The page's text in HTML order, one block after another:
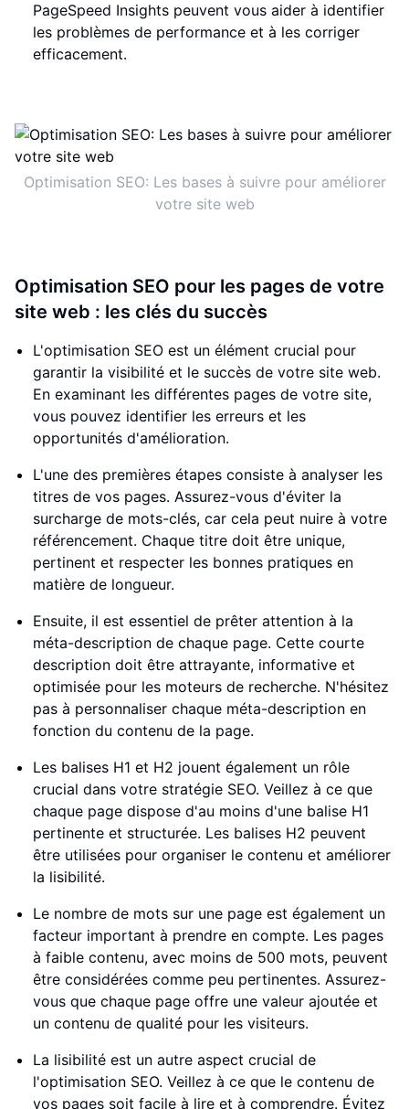
PageSpeed Insights peuvent vous aider à identifier
les problèmes de performance et à les corriger
efficacement.
Optimisation SEO: Les bases à suivre pour améliorer
votre site web
Optimisation SEO pour les pages de votre
site web : les clés du succès
L'optimisation SEO est un élément crucial pour
garantir la visibilité et le succès de votre site web.
En examinant les différentes pages de votre site,
vous pouvez identifier les erreurs et les
opportunités d'amélioration.
L'une des premières étapes consiste à analyser les
titres de vos pages. Assurez-vous d'éviter la
surcharge de mots-clés, car cela peut nuire à votre
référencement. Chaque titre doit être unique,
pertinent et respecter les bonnes pratiques en
matière de longueur.
Ensuite, il est essentiel de prêter attention à la
méta-description de chaque page. Cette courte
description doit être attrayante, informative et
optimisée pour les moteurs de recherche. N'hésitez
pas à personnaliser chaque méta-description en
fonction du contenu de la page.
Les balises H1 et H2 jouent également un rôle
crucial dans votre stratégie SEO. Veillez à ce que
chaque page dispose d'au moins d'une balise H1
pertinente et structurée. Les balises H2 peuvent
être utilisées pour organiser le contenu et améliorer
la lisibilité.
Le nombre de mots sur une page est également un
facteur important à prendre en compte. Les pages
à faible contenu, avec moins de 500 mots, peuvent
être considérées comme peu pertinentes. Assurez-
vous que chaque page offre une valeur ajoutée et
un contenu de qualité pour les visiteurs.
La lisibilité est un autre aspect crucial de
l'optimisation SEO. Veillez à ce que le contenu de
vos pages soit facile à lire et à comprendre. Évitez